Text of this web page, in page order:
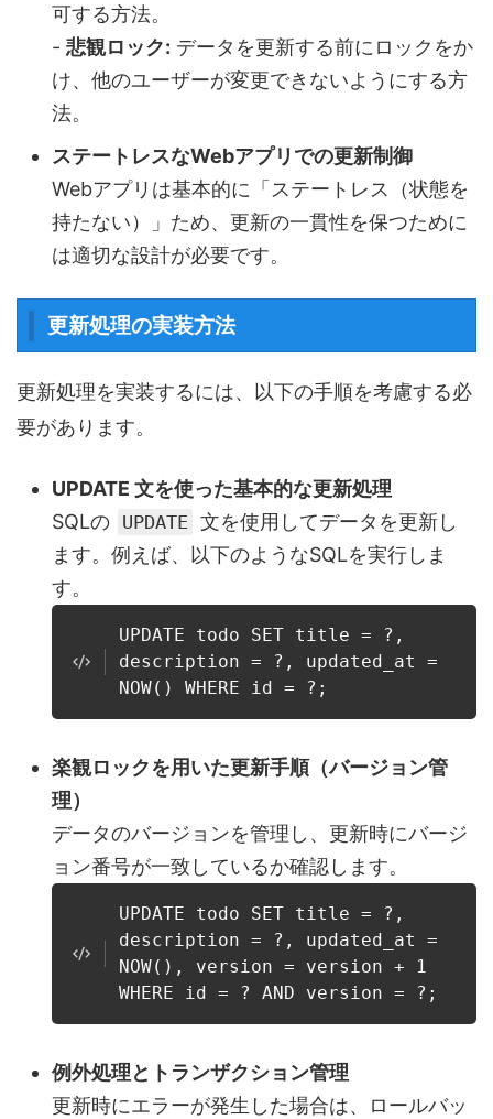
可する方法。
- 悲観ロック: データを更新する前にロックをか
け、他のユーザーが変更できないようにする方
法。
ステートレスなWebアプリでの更新制御
Webアプリは基本的に「ステートレス（状態を
持たない）」ため、更新の一貫性を保つために
は適切な設計が必要です。
更新処理の実装方法
更新処理を実装するには、以下の手順を考慮する必
要があります。
UPDATE 文を使った基本的な更新処理
SQLの UPDATE 文を使用してデータを更新し
ます。例えば、以下のようなSQLを実行しま
す。
UPDATE todo SET title = ?,
description = ?, updated_at =
NOW() WHERE id = ?;
楽観ロックを用いた更新手順（バージョン管
理）
データのバージョンを管理し、更新時にバージ
ョン番号が一致しているか確認します。
UPDATE todo SET title = ?,
description = ?, updated_at =
NOW(), version = version + 1
WHERE id = ? AND version = ?;
例外処理とトランザクション管理
更新時にエラーが発生した場合は、ロールバッ